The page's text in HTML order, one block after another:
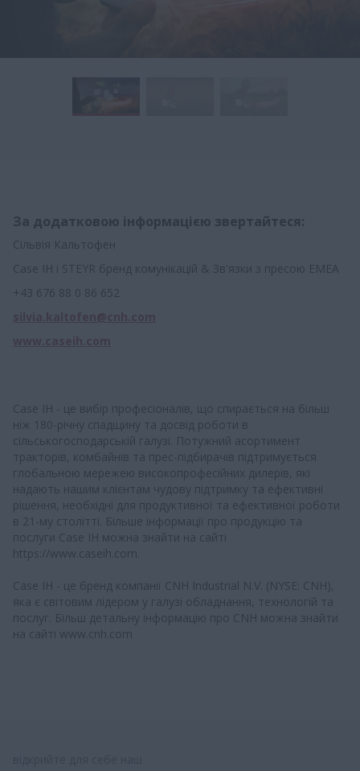
За додатковою інформацією звертайтеся:
Сільвія Кальтофен
Case IH і STEYR бренд комунікацій & Зв'язки з пресою EMEA
+43 676 88 0 86 652
Case IH - це вибір професіоналів, що спирається на більш
ніж 180-річну спадщину та досвід роботи в
сільськогосподарській галузі. Потужний асортимент
тракторів, комбайнів та прес-підбирачів підтримується
глобальною мережею високопрофесійних дилерів, які
надають нашим клієнтам чудову підтримку та ефективні
рішення, необхідні для продуктивної та ефективної роботи
в 21-му столітті. Більше інформації про продукцію та
послуги Case IH можна знайти на сайті
https://www.caseih.com.
Case IH - це бренд компанії CNH Industrial N.V. (NYSE: CNH),
яка є світовим лідером у галузі обладнання, технологій та
послуг. Більш детальну інформацію про CNH можна знайти
на сайті www.cnh.com